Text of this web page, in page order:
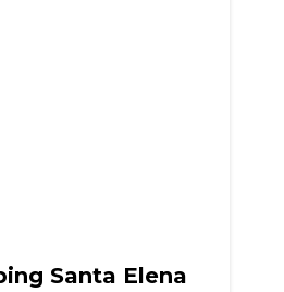
Santa Elena